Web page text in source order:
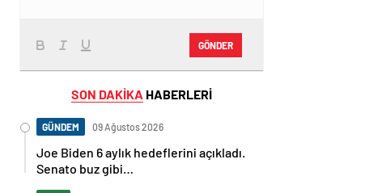
GÖNDER
SON DAKİKA HABERLERİ
GÜNDEM 09 Ağustos 2026
Joe Biden 6 aylık hedeflerini açıkladı.
Senato buz gibi…